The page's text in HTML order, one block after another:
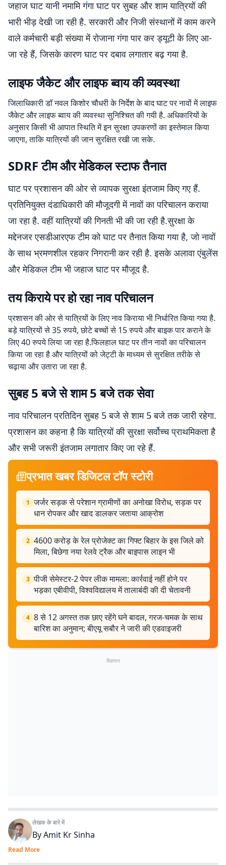
जहाज घाट यानी नमामि गंगा घाट पर सुबह और शाम यात्रियों की
भारी भीड़ देखी जा रही है. सरकारी और निजी संस्थानों में काम करने
वाले कर्मचारी बड़ी संख्या में रोजाना गंगा पार कर ड्यूटी के लिए आ-
जा रहे हैं, जिसके कारण घाट पर दबाव लगातार बढ़ गया है.
लाइफ जैकेट और लाइफ ब्वाय की व्यवस्था
जिलाधिकारी डॉ नवल किशोर चौधरी के निर्देश के बाद घाट पर नावों में लाइफ
जैकेट और लाइफ ब्वाय की व्यवस्था सुनिश्चित की गयी है. अधिकारियों के
अनुसार किसी भी आपात स्थिति में इन सुरक्षा उपकरणों का इस्तेमाल किया
जाएगा, ताकि यात्रियों की जान सुरक्षित रखी जा सके.
SDRF टीम और मेडिकल स्टाफ तैनात
घाट पर प्रशासन की ओर से व्यापक सुरक्षा इंतजाम किए गए हैं.
प्रतिनियुक्त दंडाधिकारी की मौजूदगी में नावों का परिचालन कराया
जा रहा है. वहीं यात्रियों की गिनती भी की जा रही है.सुरक्षा के
मद्देनजर एसडीआरएफ टीम को घाट पर तैनात किया गया है, जो नावों
के साथ भ्रमणशील रहकर निगरानी कर रही है. इसके अलावा एंबुलेंस
और मेडिकल टीम भी जहाज घाट पर मौजूद है.
तय किराये पर हो रहा नाव परिचालन
प्रशासन की ओर से यात्रियों के लिए नाव किराया भी निर्धारित किया गया है.
बड़े यात्रियों से 35 रुपये, छोटे बच्चों से 15 रुपये और बाइक पार कराने के
लिए 40 रुपये लिया जा रहा है.फिलहाल घाट पर तीन नावों का परिचालन
किया जा रहा है और यात्रियों को जेट्टी के माध्यम से सुरक्षित तरीके से
चढ़ाया और उतारा जा रहा है.
सुबह 5 बजे से शाम 5 बजे तक सेवा
नाव परिचालन प्रतिदिन सुबह 5 बजे से शाम 5 बजे तक जारी रहेगा.
प्रशासन का कहना है कि यात्रियों की सुरक्षा सर्वोच्च प्राथमिकता है
और सभी जरूरी इंतजाम लगातार किए जा रहे हैं.
प्रभात खबर डिजिटल टॉप स्टोरी
1 जर्जर सड़क से परेशान ग्रामीणों का अनोखा विरोध, सड़क पर
धान रोपकर और खाद डालकर जताया आक्रोश
2 4600 करोड़ के रेल प्रोजेक्ट का गिफ्ट बिहार के इस जिले को
मिला, बिछेगा नया रेलवे ट्रैक और बाइपास लाइन भी
3 पीजी सेमेस्टर-2 पेपर लीक मामला: कार्रवाई नहीं होने पर
भड़का एबीवीपी, विश्वविद्यालय में तालाबंदी की दी चेतावनी
4 8 से 12 अगस्त तक छाए रहेंगे घने बादल, गरज-चमक के साथ
बारिश का अनुमान; बीएयू सबौर ने जारी की एडवाइजरी
विज्ञापन
लेखक के बारे में
ByAmit Kr Sinha
Read More